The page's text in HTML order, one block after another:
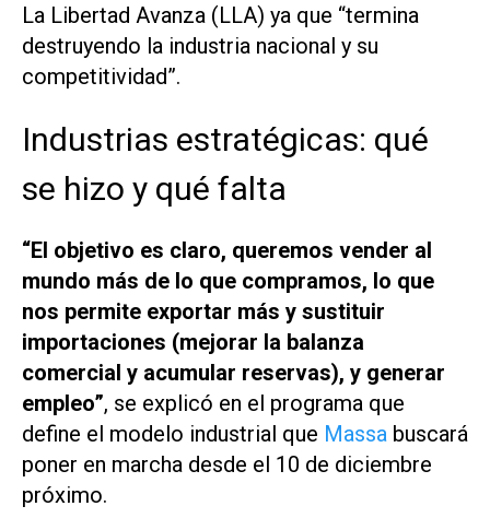
La Libertad Avanza (LLA) ya que “termina
destruyendo la industria nacional y su
competitividad”.
Industrias estratégicas: qué
se hizo y qué falta
“El objetivo es claro, queremos vender al
mundo más de lo que compramos, lo que
nos permite exportar más y sustituir
importaciones (mejorar la balanza
comercial y acumular reservas), y generar
empleo”, se explicó en el programa que
define el modelo industrial que Massa buscará
poner en marcha desde el 10 de diciembre
próximo.